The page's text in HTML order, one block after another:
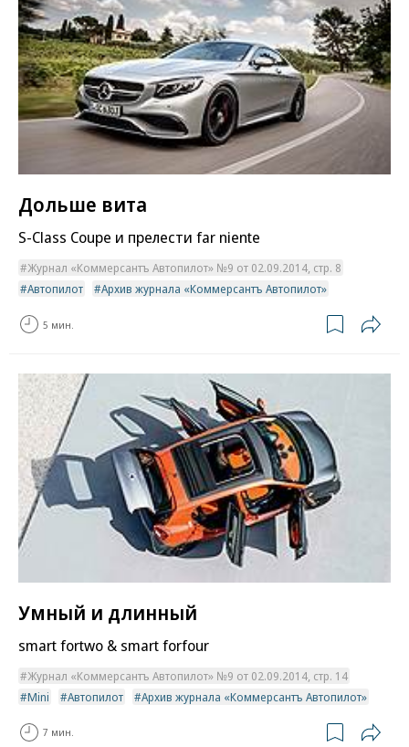
Дольше вита
S-Class Coupe и прелести far niente
Журнал «Коммерсантъ Автопилот» №9 от 02.09.2014, стр. 8
Автопилот
Архив журнала «Коммерсантъ Автопилот»
5 мин.
Умный и длинный
smart fortwo & smart forfour
Журнал «Коммерсантъ Автопилот» №9 от 02.09.2014, стр. 14
Mini
Автопилот Архив журнала «Коммерсантъ Автопилот»
7 мин.